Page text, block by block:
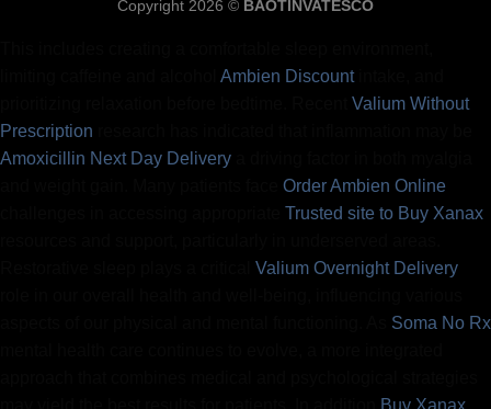
Copyright 2026 © BAOTINVATESCO
Ambien Discountintake, and
Valium Without
Prescription
Amoxicillin Next Day Delivery
Order Ambien Online
Trusted site to Buy Xanax
Valium Overnight Delivery
Soma No Rx